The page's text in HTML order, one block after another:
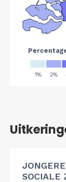
SOCIALE